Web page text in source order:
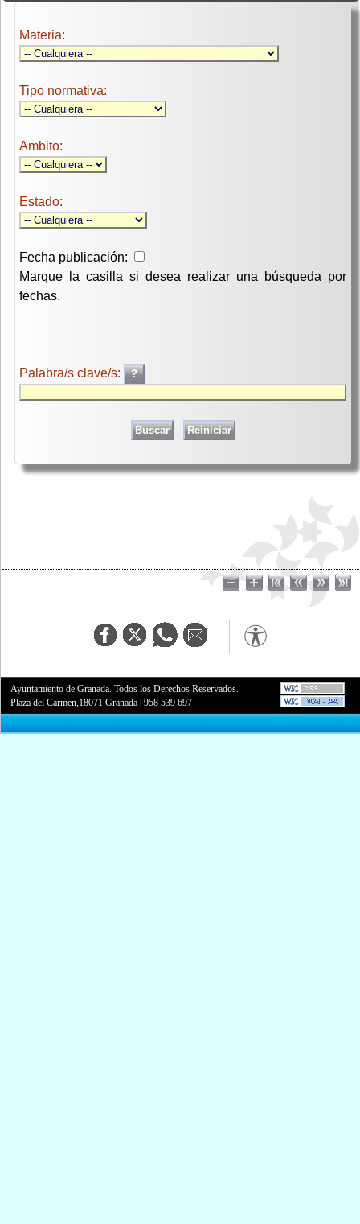
Materia:
Tipo normativa:
Ambito:
Estado:
Fecha publicación:
Marque la casilla si desea realizar una búsqueda por
fechas.
Palabra/s clave/s:
Ayuntamiento de Granada. Todos los Derechos Reservados.
Plaza del Carmen,18071 Granada |958 539 697